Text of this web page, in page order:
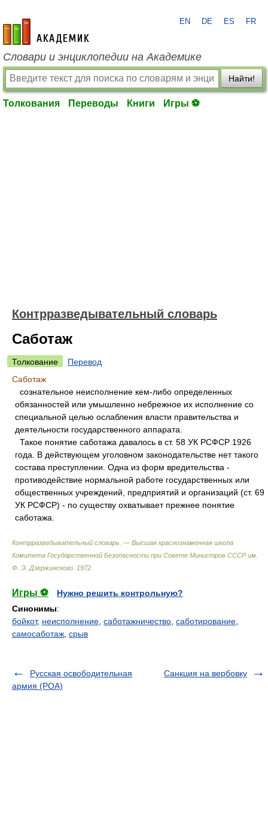
academic.ru
EN DE ES FR
Словари и энциклопедии на Академике
Найти!
Толкования Переводы Книги Игры ⚽
Контрразведывательный словарь
Саботаж
Толкование
Перевод
Саботаж
сознательное неисполнение кем-либо определенных
обязанностей или умышленно небрежное их исполнение со
специальной целью ослабления власти правительства и
деятельности государственного аппарата.
Такое понятие саботажа давалось в ст. 58 УК РСФСР 1926
года. В действующем уголовном законодательстве нет такого
состава преступлении. Одна из форм вредительства -
противодействие нормальной работе государственных или
общественных учреждений, предприятий и организаций (ст. 69
УК РСФСР) - по существу охватывает прежнее понятие
саботажа.
Контрразведывательный словарь. — Высшая краснознаменная школа
Комитета Государственной Безопасности при Совете Министров СССР им.
Ф. Э. Дзержинского 1972
Игры ⚽
Нужно решить контрольную?
Синонимы:
бойкот, неисполнение саботажничество саботирование
самосаботаж срыв
Русская освободительная
армия (РОА)
Санкция на вербовку